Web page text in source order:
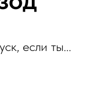
если ты...